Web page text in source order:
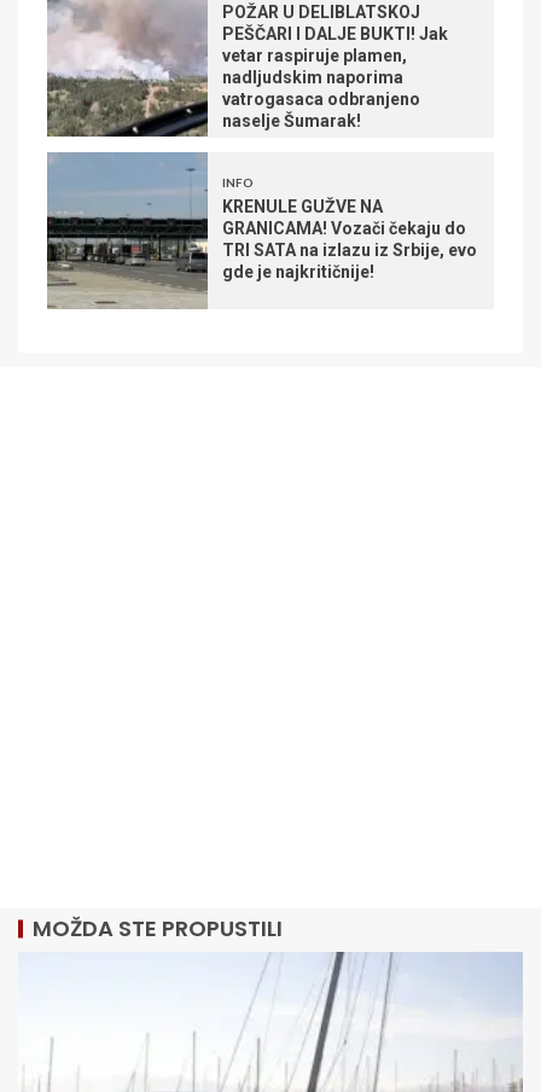
POŽAR U DELIBLATSKOJ
PEŠČARI I DALJE BUKTI! Jak
vetar raspiruje plamen,
nadljudskim naporima
vatrogasaca odbranjeno
naselje Šumarak!
INFO
KRENULE GUŽVE NA
GRANICAMA! Vozači čekaju do
TRI SATA na izlazu iz Srbije, evo
gde je najkritičnije!
MOŽDA STE PROPUSTILI